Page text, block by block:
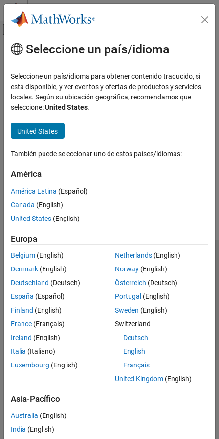
Saltar al contenido
Mostrar/ocultar menú de navegación
Inicio de Documentación
Contenido principal
How useful was this information?
Seleccione un país/idioma
Seleccione un país/idioma para obtener contenido traducido, si
está disponible, y ver eventos y ofertas de productos y servicios
locales. Según su ubicación geográfica, recomendamos que
seleccione:United States.
United States
También puede seleccionar uno de estos países/idiomas:
América
América Latina (Español)
Canada (English)
United States (English)
Europa
Belgium (English)
Denmark (English)
Deutschland (Deutsch)
España (Español)
Finland (English)
France (Français)
Ireland (English)
Italia (Italiano)
Luxembourg (English)
Netherlands(English)
Norway(English)
Österreich (Deutsch)
Portugal (English)
Sweden (English)
Switzerland
Deutsch
English
Français
United Kingdom(English)
Asia-Pacífico
Australia (English)
India (English)
Centro de confianza
Marcas comerciales
Política de privacidad
Antipiratería
Estado de las aplicaciones
Información de contacto
© 1994-2026 The MathWorks, Inc.
Seleccione un país/